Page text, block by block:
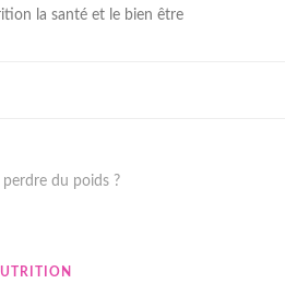
la santé et le bien être
du poids ?